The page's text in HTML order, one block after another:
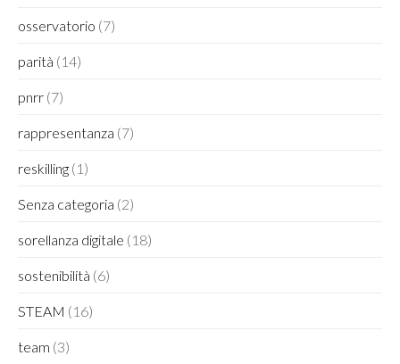
osservatorio (7)
parità (14)
pnrr (7)
rappresentanza (7)
reskilling (1)
Senza categoria (2)
sorellanza digitale (18)
sostenibilità (6)
STEAM (16)
team (3)